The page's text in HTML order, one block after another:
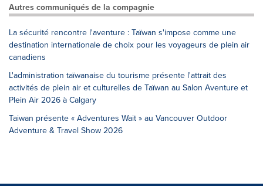
Autres communiqués de la compagnie
La sécurité rencontre l'aventure : Taïwan s'impose comme une
destination internationale de choix pour les voyageurs de plein air
canadiens
L'administration taïwanaise du tourisme présente l'attrait des
activités de plein air et culturelles de Taïwan au Salon Aventure et
Plein Air 2026 à Calgary
Taiwan présente « Adventures Wait » au Vancouver Outdoor
Adventure & Travel Show 2026